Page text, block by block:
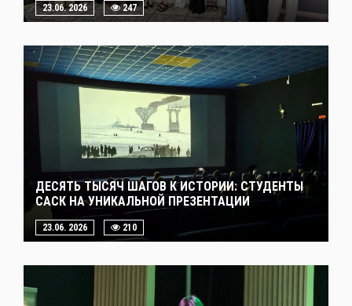
23.06. 2026 247
ДЕСЯТЬ ТЫСЯЧ ШАГОВ К ИСТОРИИ: СТУДЕНТЫ
САСК НА УНИКАЛЬНОЙ ПРЕЗЕНТАЦИИ
23.06. 2026 210